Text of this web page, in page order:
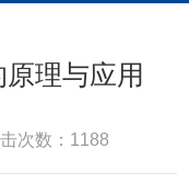
理与应用
次数：1188